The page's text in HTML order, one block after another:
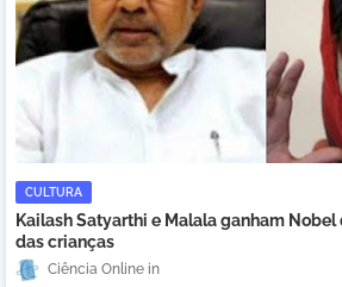
CULTURA
Kailash Satyarthi e Malala ganham
das crianças
Ciência Online